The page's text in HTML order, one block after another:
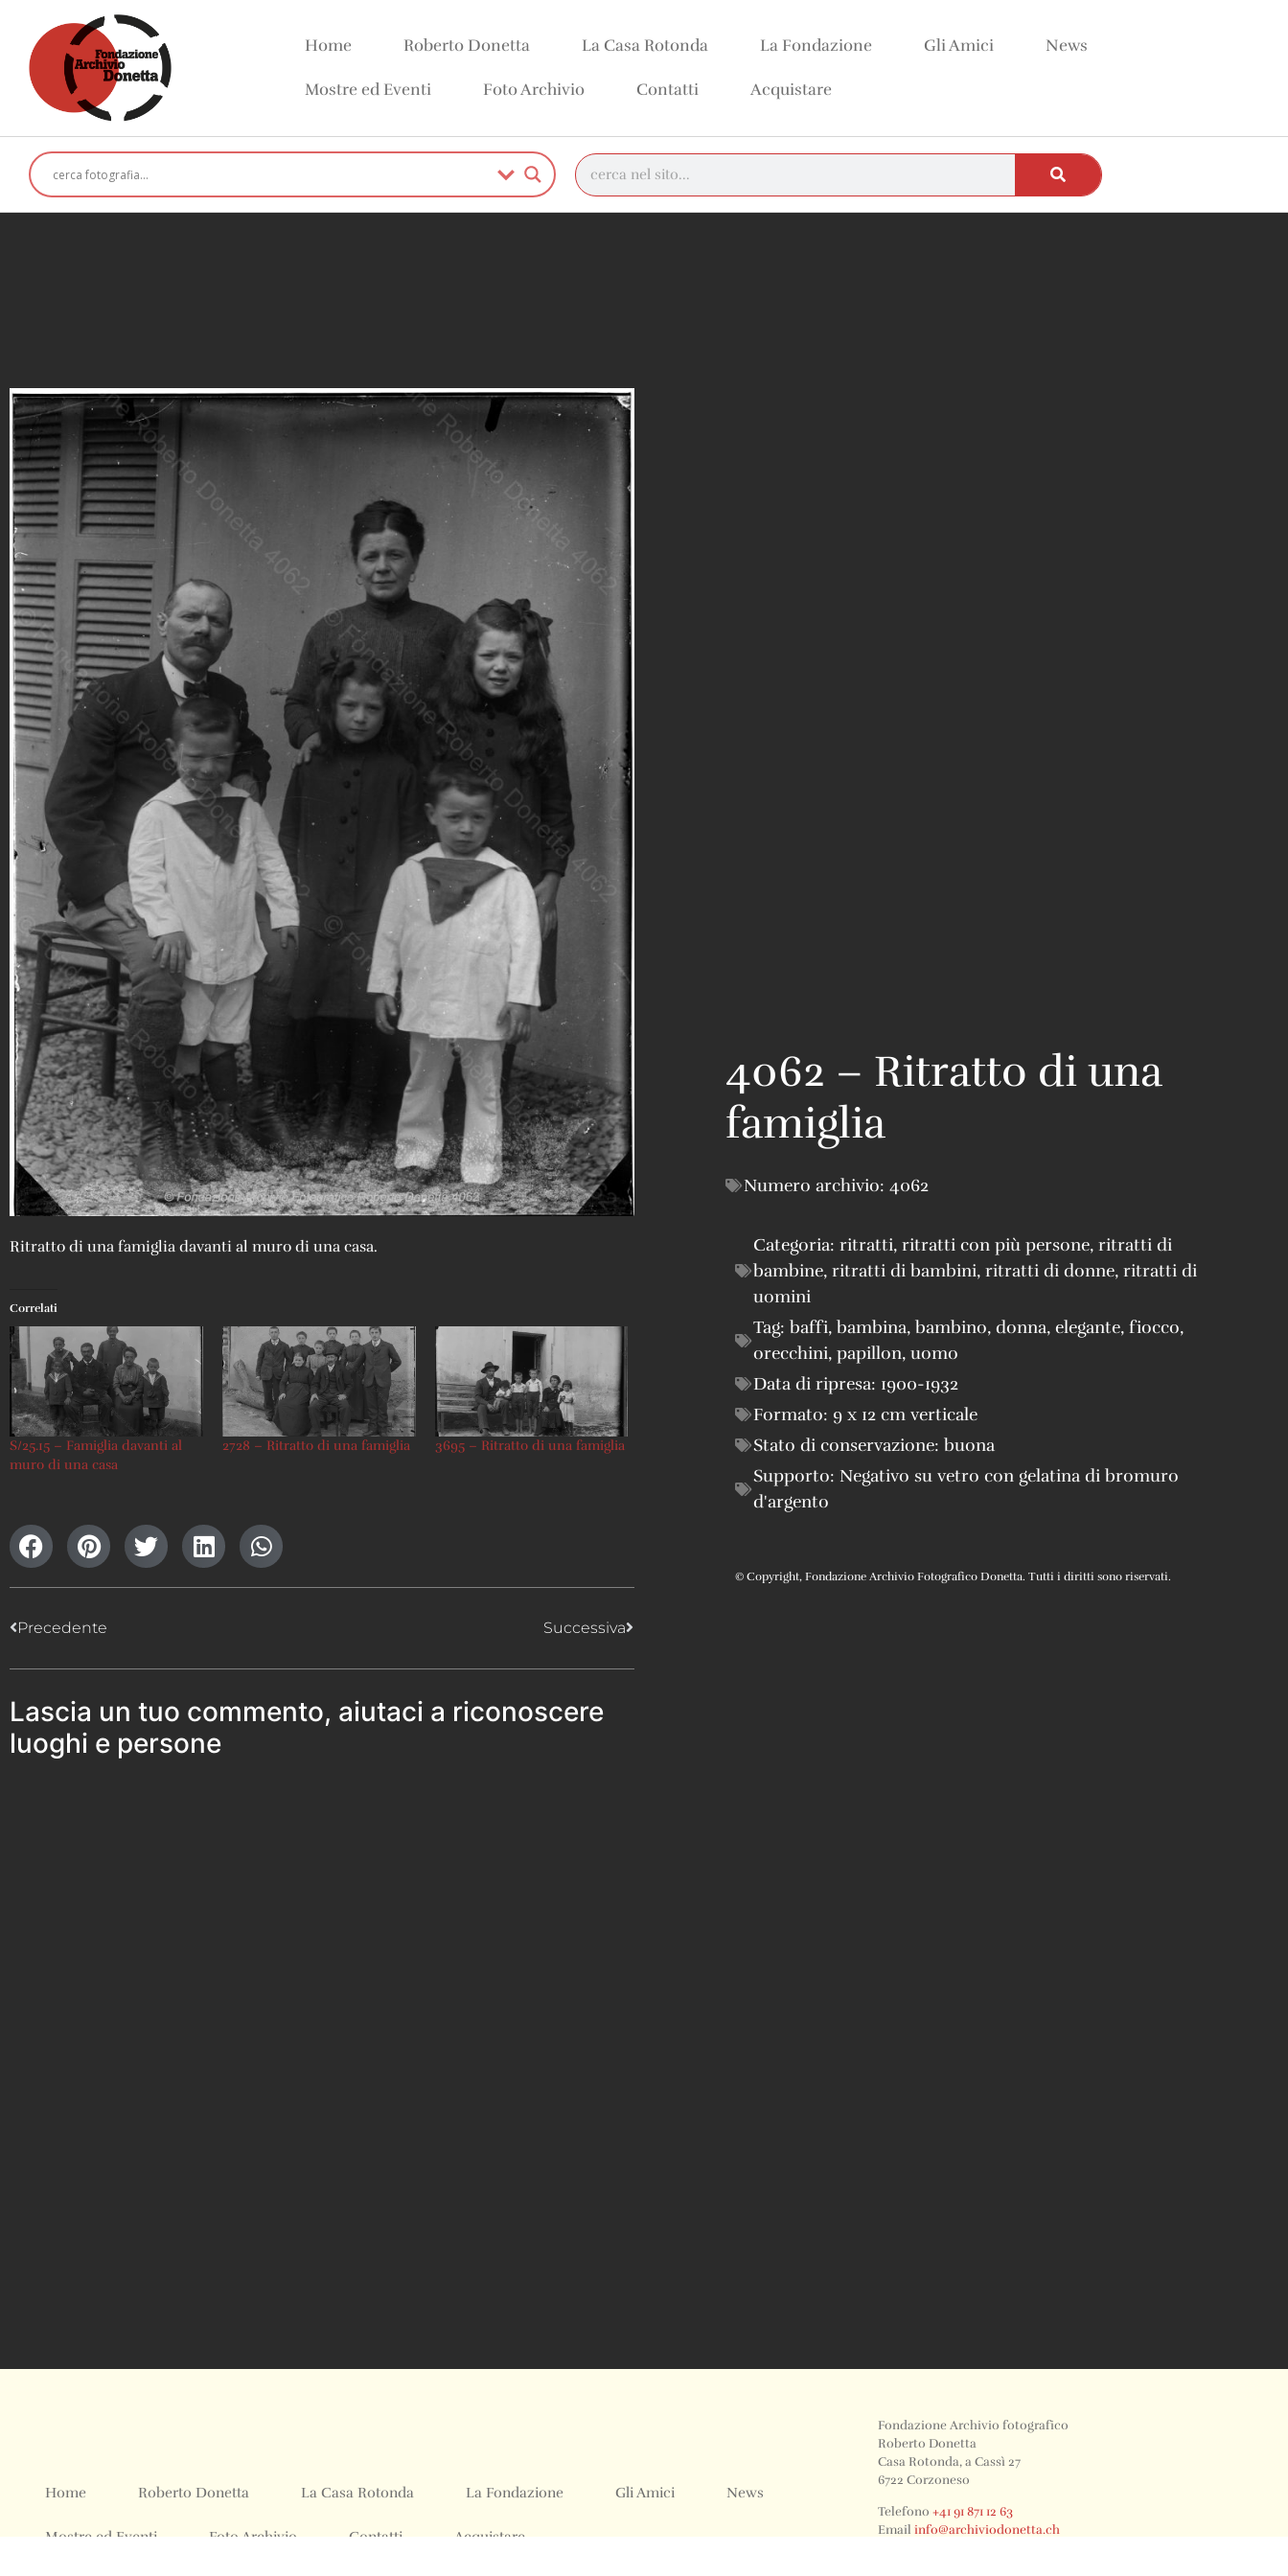
Home Roberto Donetta La Casa Rotonda La Fondazione Gli Amici News
Mostre ed Eventi Foto Archivio Contatti Acquistare
Ritratto di una famiglia davanti al muro di una casa.
Correlati
S/25.15 – Famiglia davanti al
muro di una casa
2728 – Ritratto di una famiglia 3695 – Ritratto di una famiglia
Precedente Successiva
Lascia un tuo commento, aiutaci a riconoscere
luoghi e persone
4062 – Ritratto di una
famiglia
Numero archivio: 4062
Categoria: ritratti, ritratti con più persone, ritratti di
bambine, ritratti di bambini, ritratti di donne, ritratti di
uomini
Tag: baffi, bambina, bambino, donna, elegante, fiocco,
orecchini, papillon, uomo
Data di ripresa: 1900-1932
Formato: 9 x 12 cm verticale
Stato di conservazione: buona
Supporto: Negativo su vetro con gelatina di bromuro
d'argento
© Copyright, Fondazione Archivio Fotografico Donetta. Tutti i diritti sono riservati.
Home Roberto Donetta La Casa Rotonda La Fondazione Gli Amici News
Mostre ed Eventi Foto Archivio Contatti Acquistare
Fondazione Archivio fotografico
Roberto Donetta
Casa Rotonda, a Cassì 27
6722 Corzoneso
Telefono +41 91 871 12 63
Email info@archiviodonetta.ch